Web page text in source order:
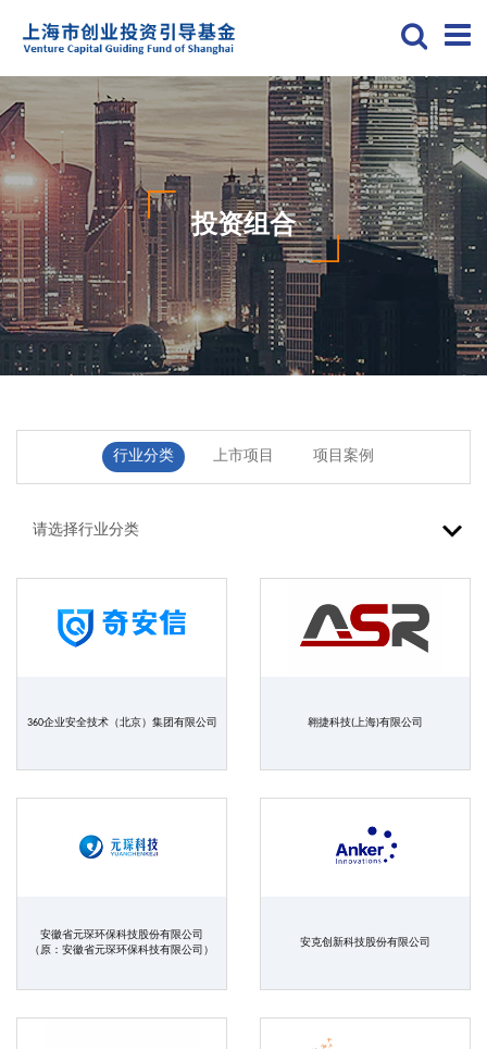
投资组合
行业分类 上市项目 项目案例
360企业安全技术（北京）集团有限公司 翱捷科技(上海)有限公司
安徽省元琛环保科技股份有限公司
（原：安徽省元琛环保科技有限公司）
安克创新科技股份有限公司